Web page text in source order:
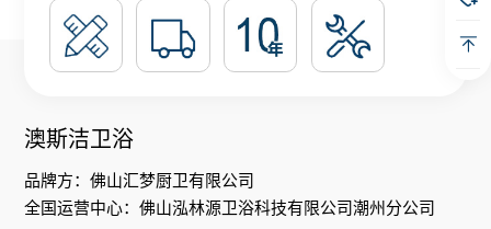
澳斯洁卫浴
品牌方：佛山汇梦厨卫有限公司
全国运营中心：佛山泓林源卫浴科技有限公司潮州分公司